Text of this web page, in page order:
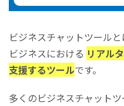
ビジネスチャットツー
目的に合った機能がある
シナリオ設計
顧客側の画面カスタマイ
ビジネスチャットツール
ビジネスにおける リアル
支援するツールです。
多くのビジネスチャット